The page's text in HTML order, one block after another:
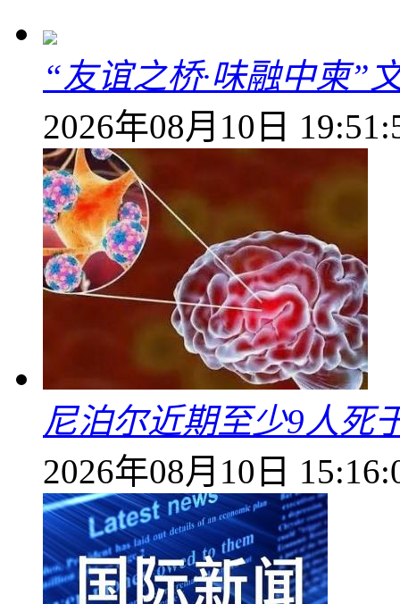
“友谊之桥·味融中柬”
2026年08月10日
尼泊尔近期至少9人死
2026年08月10日